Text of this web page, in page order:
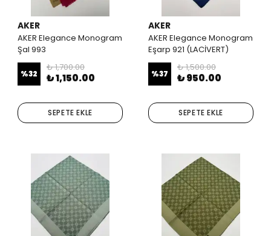
AKER
AKER Elegance Monogram
Şal 993
%32
₺ 1,700.00
₺ 1,150.00
SEPETE EKLE
AKER
AKER Elegance Monogram
Eşarp 921 (LACİVERT)
%37
₺ 1,500.00
₺ 950.00
SEPETE EKLE